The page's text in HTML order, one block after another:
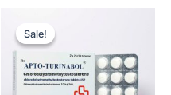
Sale!
Sale!price
was:
132,21 €.102,35 €.